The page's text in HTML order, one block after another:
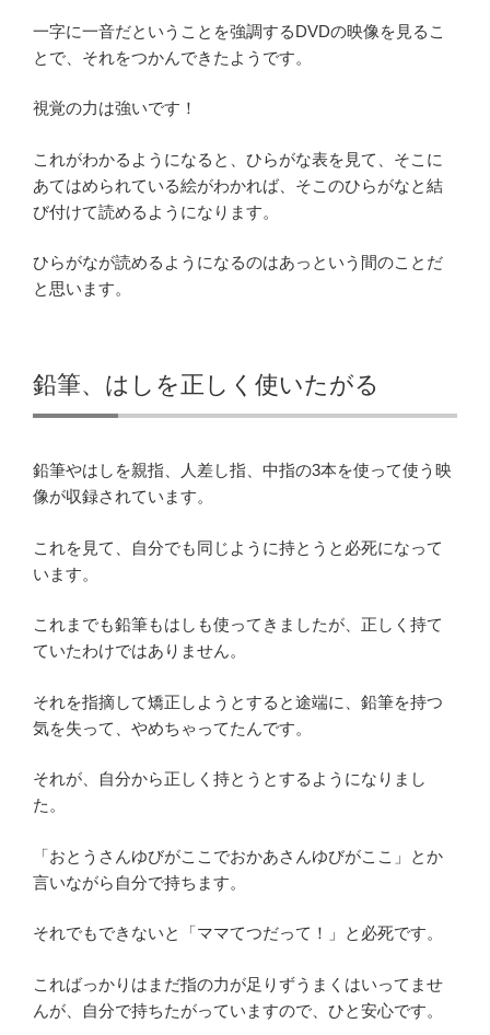
一字に一音だということを強調するDVDの映像を見るこ
とで、それをつかんできたようです。
視覚の力は強いです！
これがわかるようになると、ひらがな表を見て、そこに
あてはめられている絵がわかれば、そこのひらがなと結
び付けて読めるようになります。
ひらがなが読めるようになるのはあっという間のことだ
と思います。
鉛筆、はしを正しく使いたがる
鉛筆やはしを親指、人差し指、中指の3本を使って使う映
像が収録されています。
これを見て、自分でも同じように持とうと必死になって
います。
これまでも鉛筆もはしも使ってきましたが、正しく持て
ていたわけではありません。
それを指摘して矯正しようとすると途端に、鉛筆を持つ
気を失って、やめちゃってたんです。
それが、自分から正しく持とうとするようになりまし
た。
「おとうさんゆびがここでおかあさんゆびがここ」とか
言いながら自分で持ちます。
それでもできないと「ママてつだって！」と必死です。
こればっかりはまだ指の力が足りずうまくはいってませ
んが、自分で持ちたがっていますので、ひと安心です。